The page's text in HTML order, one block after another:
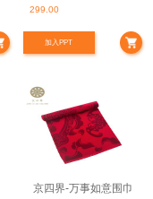
299.00
加入PPT
京四界-万事如意围巾